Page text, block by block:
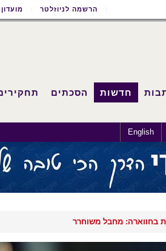
הרשמה לניוזלטר
חדשות
English
הסכתים
בחווארה: מחבל משוחרר